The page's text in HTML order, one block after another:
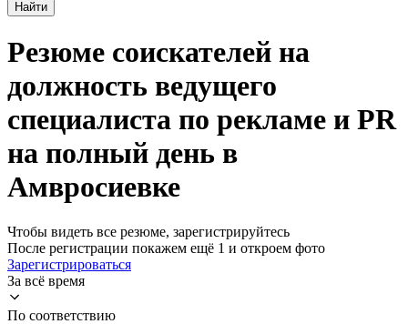
Найти
Резюме соискателей на
должность ведущего
специалиста по рекламе и PR
на полный день в
Амвросиевке
Чтобы видеть все резюме, зарегистрируйтесь
После регистрации покажем ещё 1 и откроем фото
Зарегистрироваться
За всё время
По соответствию